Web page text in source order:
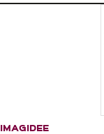
IMAGIDEE